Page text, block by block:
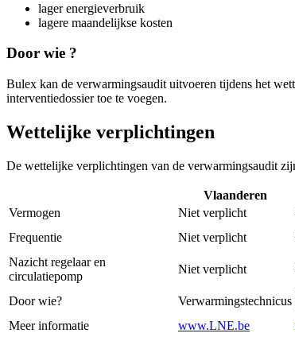
lager energieverbruik
lagere maandelijkse kosten
Door wie ?
Bulex kan de verwarmingsaudit uitvoeren tijdens het
interventiedossier toe te voegen.
Wettelijke verplichtingen
De wettelijke verplichtingen van de verwarmingsaudit
Vlaanderen
Vermogen
Niet verplicht
Frequentie
Niet verplicht
Nazicht regelaar en
circulatiepomp
Niet verplicht
Door wie? Verwarmingstechnicus
Meer informatie
www.LNE.be